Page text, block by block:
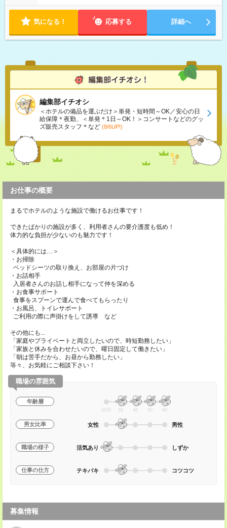
気になる！ 応募する 詳細へ
編集部イチオシ
＜ホテルの備品を運ぶだけ＞単発・短時間～OK／安心の日
給保障＊夜勤、＜単発＊1日～OK！＞コンサートなどのグッ
ズ販売スタッフ＊など (8/6UP!)
お仕事の概要
まるでホテルのような施設で働けるお仕事です！
できたばかりの施設が多く、利用者さんの要介護度も低め！
体力的な負担が少ないのも魅力です！
＜具体的には…＞
・お掃除
ベッドシーツの取り換え、お部屋の片づけ
・お話相手
入居者さんのお話し相手になって仲を深める
・お食事サポート
食事をスプーンで運んで食べてもらったり
・お風呂、トイレサポート
ご利用の際に声掛けをして誘導 など
その他にも...
「家庭やプライベートと両立したいので、時短勤務したい」
「家族と休みを合わせたいので、曜日固定して働きたい」
「朝は苦手だから、お昼から勤務したい」
等々、お気軽にご相談下さい！
職場の雰囲気
年齢層
20代 30 40 50 60
男女比率 女性 男性
職場の様子 活気あり しずか
仕事の仕方 テキパキ コツコツ
募集情報